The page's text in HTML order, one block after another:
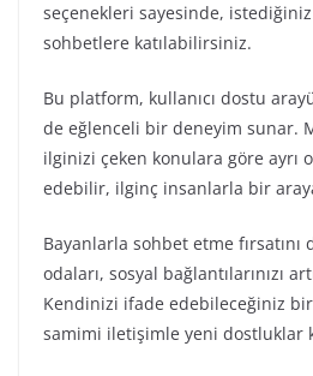
seçenekleri sayesinde,
sohbetlere katılabilirsiniz.
Bu platform, kullanıcı dostu
de eğlenceli bir deneyim sunar.
ilginizi çeken konulara göre ayrı
edebilir, ilginç insanlarla bir
Bayanlarla sohbet etme
odaları, sosyal bağlantılarınızı
Kendinizi ifade edebileceğiniz
samimi iletişimle yeni dostluklar